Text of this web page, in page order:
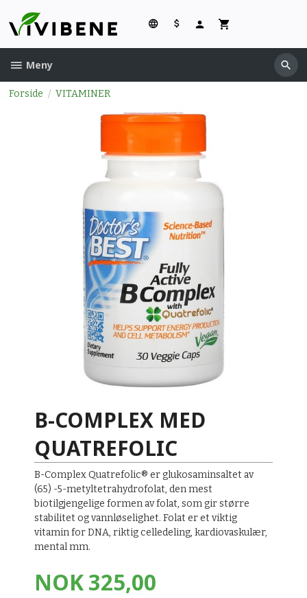
innholdet
Meny
Forside VITAMINER
B-COMPLEX MED
QUATREFOLIC
B-Complex Quatrefolic® er glukosaminsaltet av
(65) -5-metyltetrahydrofolat, den mest
biotilgjengelige formen av folat, som gir større
stabilitet og vannløselighet. Folat er et viktig
vitamin for DNA, riktig celledeling, kardiovaskulær,
mental mm.
Pris
NOK325,00